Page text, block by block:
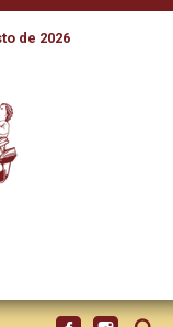
de 2026